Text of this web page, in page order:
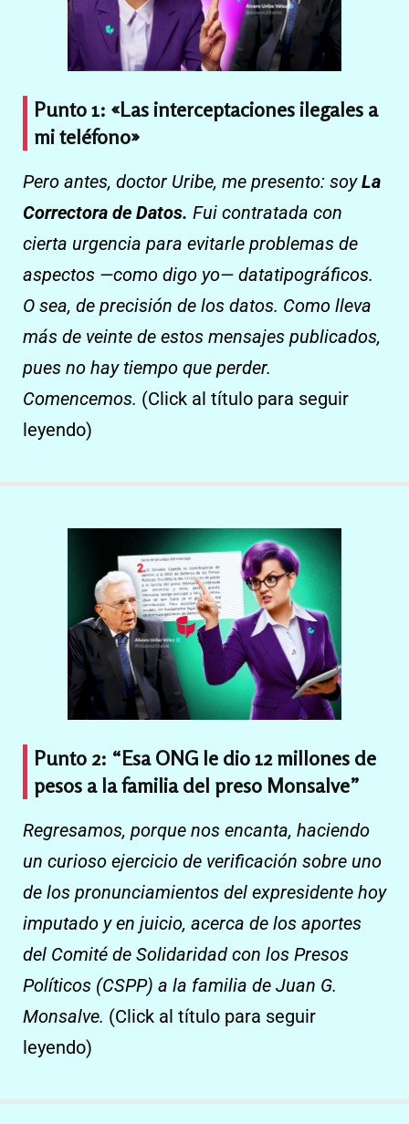
Punto 1: «Las interceptaciones ilegales a
mi teléfono»
Pero antes, doctor Uribe, me presento: soyLa
Correctora de Datos. Fui contratada con
cierta urgencia para evitarle problemas de
aspectos —como digo yo— datatipográficos.
O sea, de precisión de los datos. Como lleva
más de veinte de estos mensajes publicados,
pues no hay tiempo que perder.
Comencemos. (Click al título para seguir
leyendo)
Punto 2: “Esa ONG le dio 12 millones de
pesos a la familia del preso Monsalve”
Regresamos, porque nos encanta, haciendo
un curioso ejercicio de verificación sobre uno
de los pronunciamientos del expresidente hoy
imputado y en juicio, acerca de los aportes
del Comité de Solidaridad con los Presos
Políticos (CSPP) a la familia de Juan G.
Monsalve. (Click al título para seguir
leyendo)